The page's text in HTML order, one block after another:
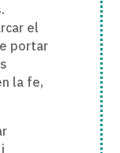
el
portar
la fe,